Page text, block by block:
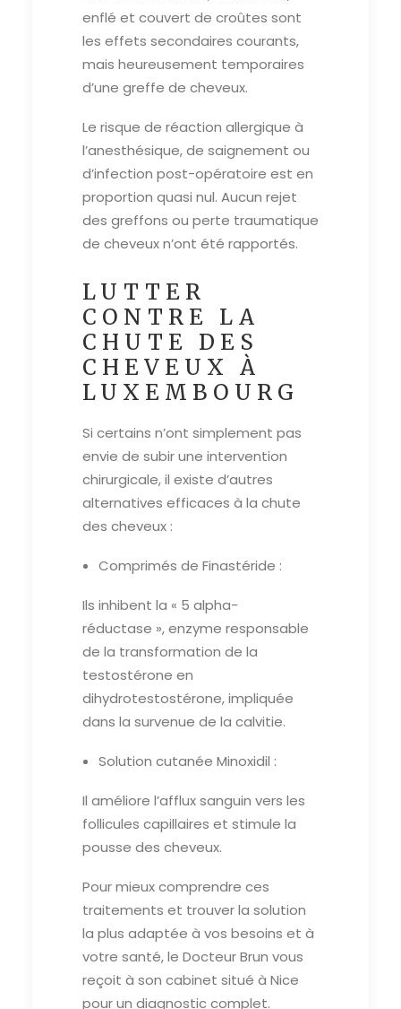
enflé et couvert de croûtes sont
les effets secondaires courants,
mais heureusement temporaires
d’une greffe de cheveux.
Le risque de réaction allergique à
l’anesthésique, de saignement ou
d’infection post-opératoire est en
proportion quasi nul. Aucun rejet
des greffons ou perte traumatique
de cheveux n’ont été rapportés.
LUTTER
CONTRE LA
CHUTE DES
CHEVEUX À
LUXEMBOURG
Si certains n’ont simplement pas
envie de subir une intervention
chirurgicale, il existe d’autres
alternatives efficaces à la chute
des cheveux :
Comprimés de Finastéride :
Ils inhibent la « 5 alpha-
réductase », enzyme responsable
de la transformation de la
testostérone en
dihydrotestostérone, impliquée
dans la survenue de la calvitie.
Solution cutanée Minoxidil :
Il améliore l’afflux sanguin vers les
follicules capillaires et stimule la
pousse des cheveux.
Pour mieux comprendre ces
traitements et trouver la solution
la plus adaptée à vos besoins et à
votre santé, le Docteur Brun vous
reçoit à son cabinet situé à Nice
pour un diagnostic complet.